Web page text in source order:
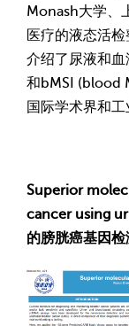
Monash大学、
医疗的液态活
介绍了尿液和
和bMSI (blood
国际学术界和工
Superior
cancer using
的膀胱癌基因检